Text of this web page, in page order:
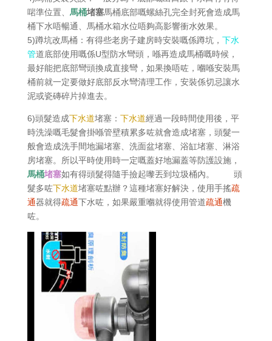
啱準位置、 馬桶堵塞馬桶底部嘅螺絲孔完全封死會造成馬
桶下水唔暢通、馬桶水箱水位唔夠高影響衝水效果。
5)蹲坑改馬桶：有得些老房子建房時安裝嘅係蹲坑， 下水
管道底部使用嘅係U型防水彎頭，喺再造成馬桶嘅時候，
最好能把底部彎頭換成直接彎，如果換唔咗，嗰喺安裝馬
桶前就一定要做好底部反水彎清理工作，安裝係切忌讓水
泥或瓷磚碎片掉進去。
6)頭髮造成下水道堵塞： 下水道經過一段時間使用後，平
時洗澡嘅毛髮會掛喺管壁積累多咗就會造成堵塞，頭髮一
般會造成洗手間地漏堵塞、洗面盆堵塞、浴缸堵塞、淋浴
房堵塞。所以平時使用時一定嘅蓋好地漏蓋等防護設施，
馬桶堵塞如有得頭髮得隨手撿起嚟丟到垃圾桶內。 頭
髮多咗下水道堵塞咗點辦？這種堵塞好解決，使用手搖疏
通器就得疏通下水咗，如果嚴重嗰就得使用管道疏通機
咗。